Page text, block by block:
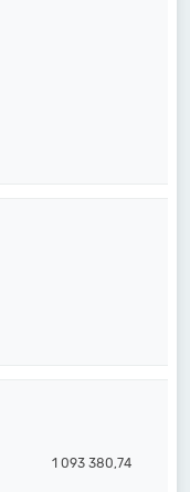
1 093 380,74